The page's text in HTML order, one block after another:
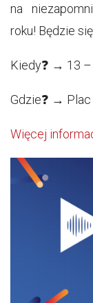
na
roku! Będzie się
Kiedy❓ → 13
Gdzie❓ →
Więcej